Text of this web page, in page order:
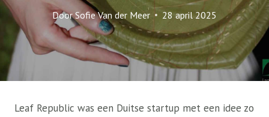
DoorSofie Van der Meer 28 april 2025
Leaf Republic was een Duitse startup met een idee zo